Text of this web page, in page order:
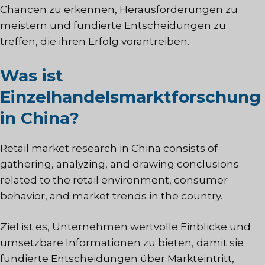
Chancen zu erkennen, Herausforderungen zu
meistern und fundierte Entscheidungen zu
treffen, die ihren Erfolg vorantreiben.
Was ist
Einzelhandelsmarktforschung
in China?
Retail market research in China consists of
gathering, analyzing, and drawing conclusions
related to the retail environment, consumer
behavior, and market trends in the country.
Ziel ist es, Unternehmen wertvolle Einblicke und
umsetzbare Informationen zu bieten, damit sie
fundierte Entscheidungen über Markteintritt,